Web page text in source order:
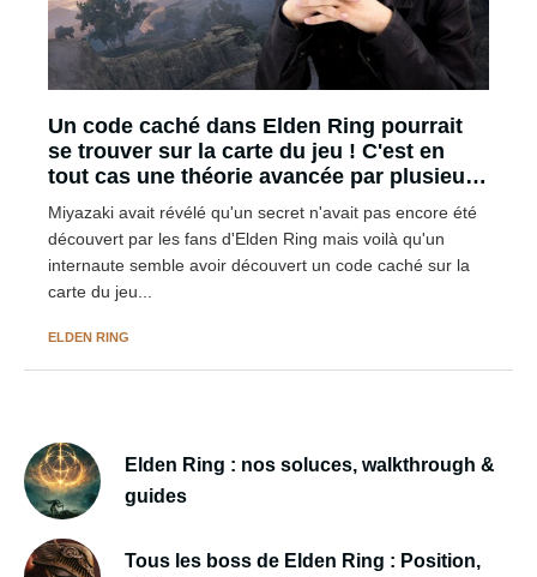
Un code caché dans Elden Ring pourrait
se trouver sur la carte du jeu ! C'est en
tout cas une théorie avancée par plusieurs
fans
Miyazaki avait révélé qu'un secret n'avait pas encore été
découvert par les fans d'Elden Ring mais voilà qu'un
internaute semble avoir découvert un code caché sur la
carte du jeu...
ELDEN RING
Elden Ring : nos soluces, walkthrough &
guides
Tous les boss de Elden Ring : Position,